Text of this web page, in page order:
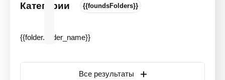
Категории {{foundsFolders}}
{{folder.folder_name}}
Все результаты